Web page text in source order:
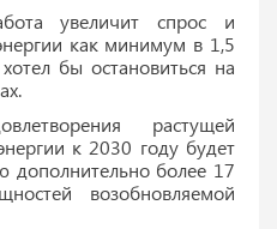
увеличит спрос и
как минимум в 1,5
бы остановиться на
растущей
к 2030 году будет
дополнительно более 17
возобновляемой